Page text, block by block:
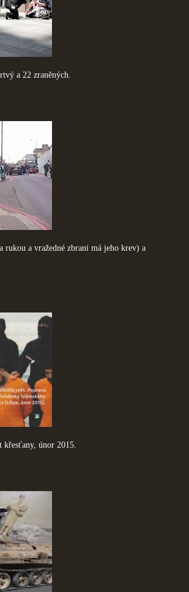
a 22 zraněných.
a vražedné zbrani má jeho krev) a
křesťany, únor 2015.